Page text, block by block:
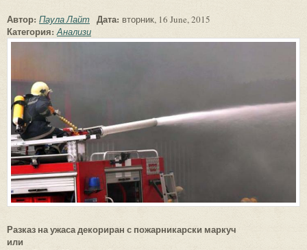
Автор: Паула Лайт Дата: вторник, 16 June, 2015
Категория:Анализи
Разказ на ужаса декориран с пожарникарски маркуч
или